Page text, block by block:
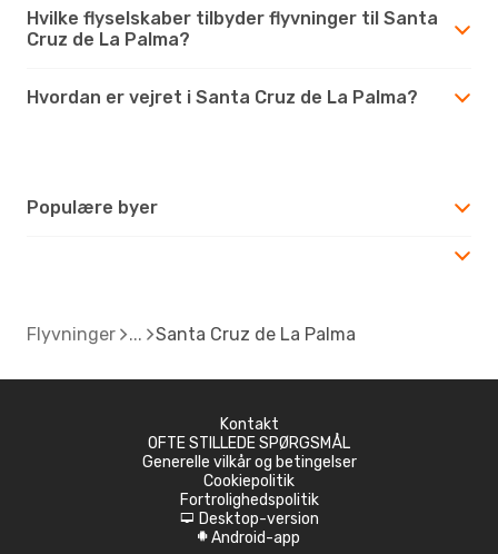
Hvilke flyselskaber tilbyder flyvninger til Santa
Cruz de La Palma?
Hvordan er vejret i Santa Cruz de La Palma?
Populære byer
Flyvninger Santa Cruz de La Palma
Kontakt
OFTE STILLEDE SPØRGSMÅL
Generelle vilkår og betingelser
Cookiepolitik
Fortrolighedspolitik
d Desktop-version
A Android-app